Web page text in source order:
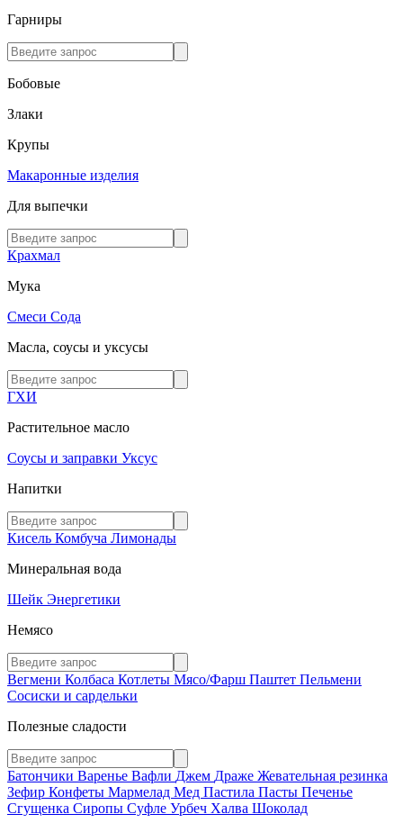
Гарниры
Бобовые
Злаки
Крупы
Макаронные изделия
Для выпечки
Крахмал
Мука
Смеси Сода
Масла, соусы и уксусы
ГХИ
Растительное масло
Соусы и заправки Уксус
Напитки
Кисель Комбуча Лимонады
Минеральная вода
Шейк Энергетики
Немясо
Вегмени Колбаса Котлеты Мясо/Фарш Паштет Пельмени
Сосиски и сардельки
Полезные сладости
Батончики Варенье Вафли Джем Драже Жевательная резинка
Зефир Конфеты Мармелад Мед Пастила Пасты Печенье
Сгущенка Сиропы Суфле Урбеч Халва Шоколад